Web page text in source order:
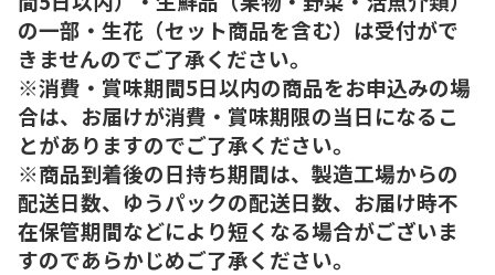
の一部・生花（セット商品を含む）は受付がで
きませんのでご了承ください。
※消費・賞味期間5日以内の商品をお申込みの場
合は、お届けが消費・賞味期限の当日になるこ
とがありますのでご了承ください。
※商品到着後の日持ち期間は、製造工場からの
配送日数、ゆうパックの配送日数、お届け時不
在保管期間などにより短くなる場合がございま
すのであらかじめご了承ください。